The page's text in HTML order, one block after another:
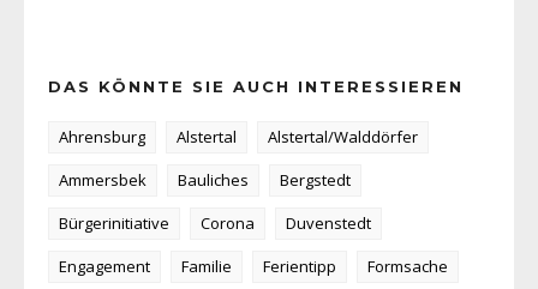
DAS KÖNNTE SIE AUCH INTERESSIEREN
Ahrensburg Alstertal
Alstertal/Walddörfer
Ammersbek
Bauliches
Bergstedt
Bürgerinitiative
Corona
Duvenstedt
Engagement
Familie Ferientipp
Formsache